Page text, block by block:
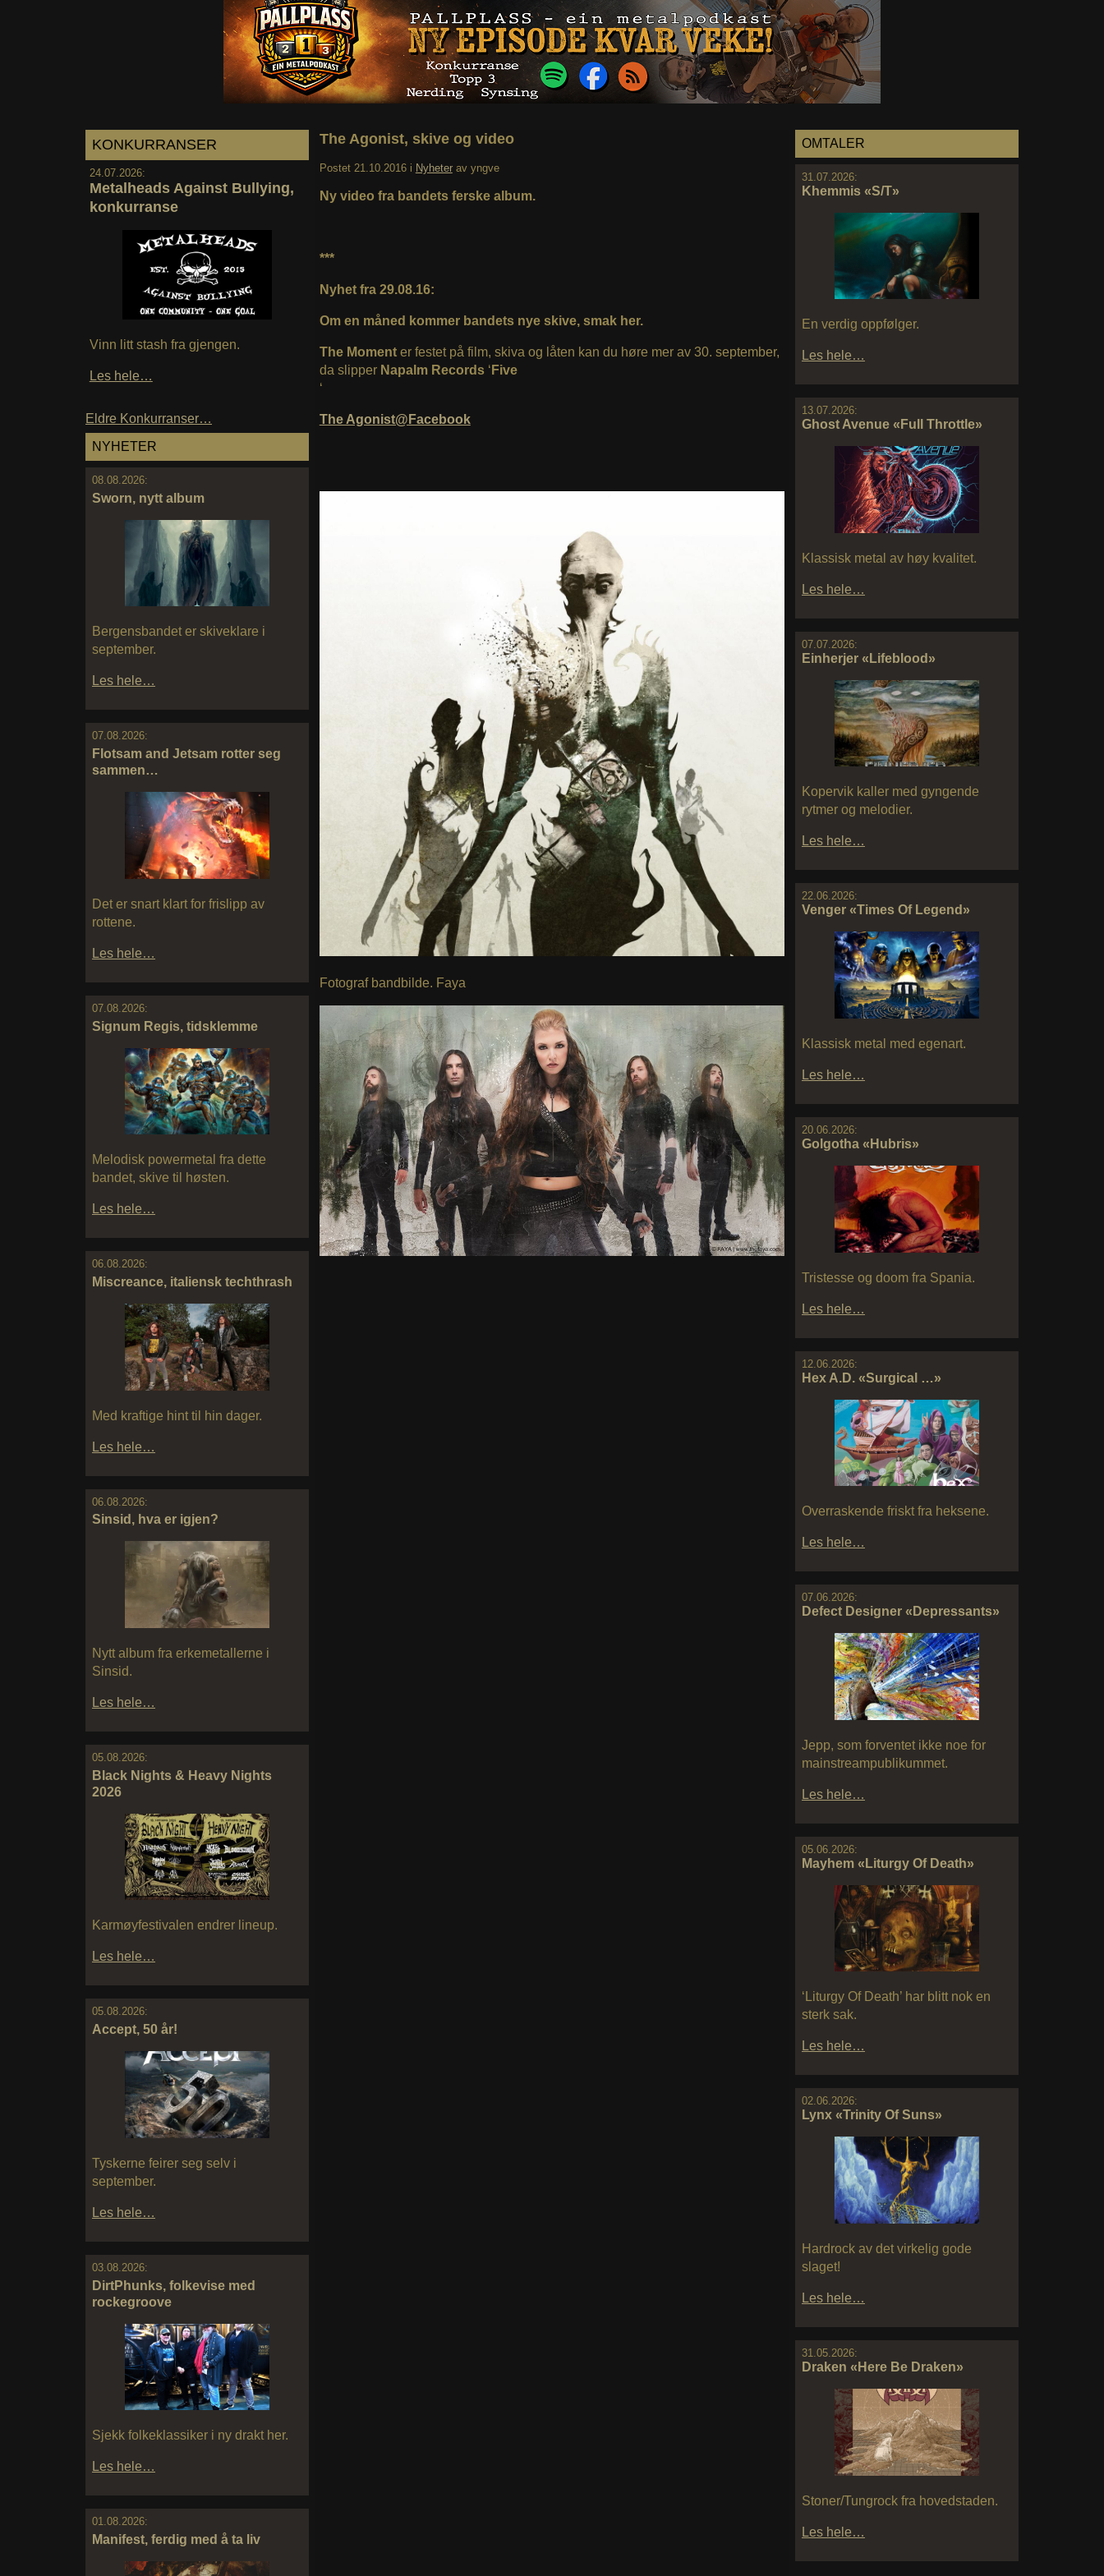
KONKURRANSER
24.07.2026:
Metalheads Against Bullying,
konkurranse
Vinn litt stash fra gjengen.
Les hele…
Eldre Konkurranser…
NYHETER
08.08.2026:
Sworn, nytt album
Bergensbandet er skiveklare i
september.
Les hele…
07.08.2026:
Flotsam and Jetsam rotter seg
sammen…
Det er snart klart for frislipp av
rottene.
Les hele…
07.08.2026:
Signum Regis, tidsklemme
Melodisk powermetal fra dette
bandet, skive til høsten.
Les hele…
06.08.2026:
Miscreance, italiensk techthrash
Med kraftige hint til hin dager.
Les hele…
06.08.2026:
Sinsid, hva er igjen?
Nytt album fra erkemetallerne i
Sinsid.
Les hele…
05.08.2026:
Black Nights & Heavy Nights
2026
Karmøyfestivalen endrer lineup.
Les hele…
05.08.2026:
Accept, 50 år!
Tyskerne feirer seg selv i
september.
Les hele…
03.08.2026:
DirtPhunks, folkevise med
rockegroove
Sjekk folkeklassiker i ny drakt her.
Les hele…
01.08.2026:
Manifest, ferdig med å ta liv
OMTALER
31.07.2026:
Khemmis «S/T»
En verdig oppfølger.
Les hele…
13.07.2026:
Ghost Avenue «Full Throttle»
Klassisk metal av høy kvalitet.
Les hele…
07.07.2026:
Einherjer «Lifeblood»
Kopervik kaller med gyngende
rytmer og melodier.
Les hele…
22.06.2026:
Venger «Times Of Legend»
Klassisk metal med egenart.
Les hele…
20.06.2026:
Golgotha «Hubris»
Tristesse og doom fra Spania.
Les hele…
12.06.2026:
Hex A.D. «Surgical …»
Overraskende friskt fra heksene.
Les hele…
07.06.2026:
Defect Designer «Depressants»
Jepp, som forventet ikke noe for
mainstreampublikummet.
Les hele…
05.06.2026:
Mayhem «Liturgy Of Death»
‘Liturgy Of Death’ har blitt nok en
sterk sak.
Les hele…
02.06.2026:
Lynx «Trinity Of Suns»
Hardrock av det virkelig gode
slaget!
Les hele…
31.05.2026:
Draken «Here Be Draken»
Stoner/Tungrock fra hovedstaden.
Les hele…
The Agonist, skive og video
Postet 21.10.2016 i Nyheter av yngve
Ny video fra bandets ferske album.
***
Nyhet fra 29.08.16:
Om en måned kommer bandets nye skive, smak her.
The Moment er festet på film, skiva og låten kan du høre mer av 30. september,
da slipper Napalm Records‘ Five
‘
The Agonist@Facebook
Fotograf bandbilde. Faya